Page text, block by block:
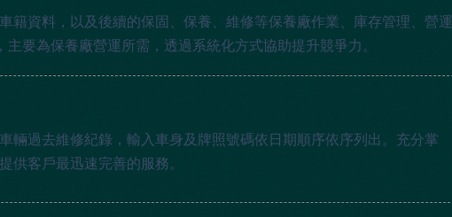
籍資料，以及後續的保固、保養、維修等保養廠作業、庫存管理、營運
要為保養廠營運所需，透過系統化方式協助提升競爭力。
輛過去維修紀錄，輸入車身及牌照號碼依日期順序依序列出。充分掌
供客戶最迅速完善的服務。